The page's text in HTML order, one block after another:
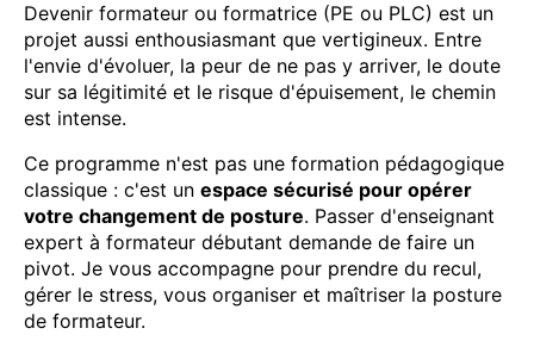
Devenir formateur ou formatrice (PE ou PLC) est un
projet aussi enthousiasmant que vertigineux. Entre
l'envie d'évoluer, la peur de ne pas y arriver, le doute
sur sa légitimité et le risque d'épuisement, le chemin
est intense.
Ce programme n'est pas une formation pédagogique
classique : c'est un espace sécurisé pour opérer
votre changement de posture. Passer d'enseignant
expert à formateur débutant demande de faire un
pivot. Je vous accompagne pour prendre du recul,
gérer le stress, vous organiser et maîtriser la posture
de formateur.